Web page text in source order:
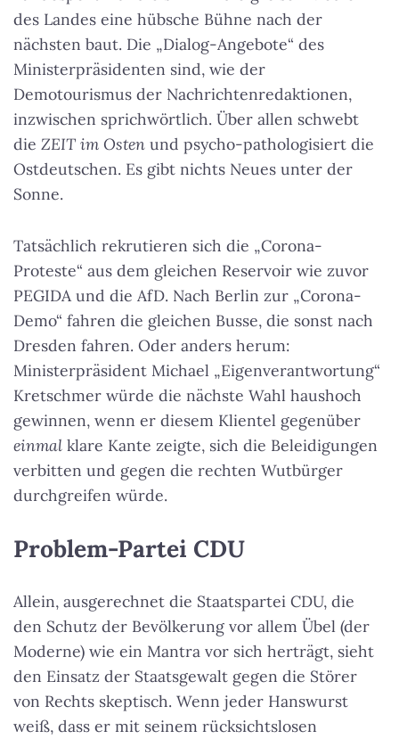
des Landes eine hübsche Bühne nach der
nächsten baut. Die „Dialog-Angebote“ des
Ministerpräsidenten sind, wie der
Demotourismus der Nachrichtenredaktionen,
inzwischen sprichwörtlich. Über allen schwebt
die ZEIT im Osten und psycho-pathologisiert die
Ostdeutschen. Es gibt nichts Neues unter der
Sonne.
Tatsächlich rekrutieren sich die „Corona-
Proteste“ aus dem gleichen Reservoir wie zuvor
PEGIDA und die AfD. Nach Berlin zur „Corona-
Demo“ fahren die gleichen Busse, die sonst nach
Dresden fahren. Oder anders herum:
Ministerpräsident Michael „Eigenverantwortung“
Kretschmer würde die nächste Wahl haushoch
gewinnen, wenn er diesem Klientel gegenüber
einmal klare Kante zeigte, sich die Beleidigungen
verbitten und gegen die rechten Wutbürger
durchgreifen würde.
Problem-Partei CDU
Allein, ausgerechnet die Staatspartei CDU, die
den Schutz der Bevölkerung vor allem Übel (der
Moderne) wie ein Mantra vor sich herträgt, sieht
den Einsatz der Staatsgewalt gegen die Störer
von Rechts skeptisch. Wenn jeder Hanswurst
weiß, dass er mit seinem rücksichtslosen